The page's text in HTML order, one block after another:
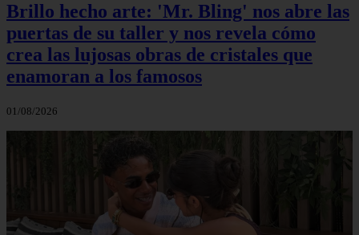
Brillo hecho arte: 'Mr. Bling' nos abre las
puertas de su taller y nos revela cómo
crea las lujosas obras de cristales que
enamoran a los famosos
01/08/2026